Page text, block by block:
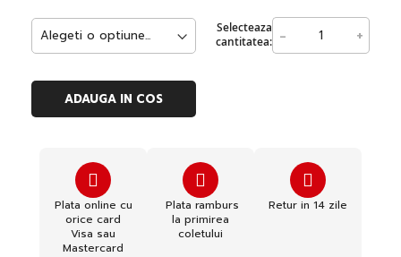
Selecteaza
cantitatea: - +
ADAUGA IN COS
Plata online cu
orice card
Visa sau
Mastercard
Plata ramburs
la primirea
coletului
Retur in 14 zile